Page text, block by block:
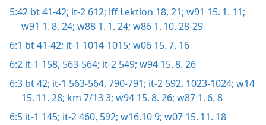
5:42 bt 41-42; it-2 612; lff Lektion 18, 21; w91 15. 1. 11;
w91 1. 8. 24; w88 1. 1. 24; w86 1. 10. 28-29
6:1 bt 41-42; it-1 1014-1015; w06 15. 7. 16
6:2 it-1 158, 563-564; it-2 549; w94 15. 8. 26
6:3 bt 42; it-1 563-564, 790-791; it-2 592, 1023-1024; w14
15. 11. 28; km 7/13 3; w94 15. 8. 26; w87 1. 6. 8
6:5 it-1 145; it-2 460, 592; w16.10 9; w07 15. 11. 18